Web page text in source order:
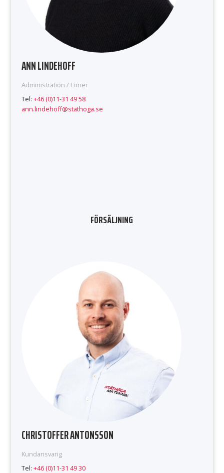
ANN LINDEHOFF
Administration / Löner
Tel: +46 (0)11-31 49 58
ann.lindehoff@stathoga.se
FÖRSÄLJNING
CHRISTOFFER ANTONSSON
Kundansvarig
Tel: +46 (0)11-31 49 30